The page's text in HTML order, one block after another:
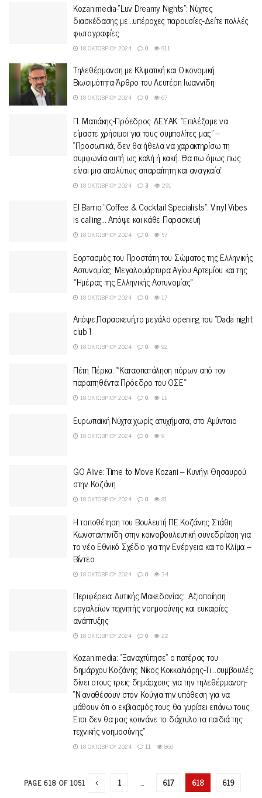
Kozanimedia-“Luv Dreamy Nights”: Νύχτες
διασκέδασης με…υπέροχες παρουσίες-Δείτε πολλές
φωτογραφίες
18 ΟΚΤΩΒΡΊΟΥ 2024 0 911
Τηλεθέρμανση με Κλιματική και Οικονομική
Βιωσιμότητα-Άρθρο του Λευτέρη Ιωαννίδη
18 ΟΚΤΩΒΡΊΟΥ 2024 0 67
Π. Ματιάκης-Πρόεδρος ΔΕΥΑΚ: “Επιλέξαμε να
είμαστε χρήσιμοι για τους συμπολίτες μας” –
“Προσωπικά, δεν θα ήθελα να χαρακτηρίσω τη
συμφωνία αυτή ως καλή ή κακή. Θα πω όμως πως
είναι μια απολύτως απαραίτητη και αναγκαία”
18 ΟΚΤΩΒΡΊΟΥ 2024 3 291
El Barrio “Coffee & Cocktail Specialists”: Vinyl Vibes
is calling… Απόψε και κάθε Παρασκευή
18 ΟΚΤΩΒΡΊΟΥ 2024 0 57
Εορτασμός του Προστάτη του Σώματος της Ελληνικής
Αστυνομίας, Μεγαλομάρτυρα Αγίου Αρτεμίου και της
«Ημέρας της Ελληνικής Αστυνομίας»
18 ΟΚΤΩΒΡΊΟΥ 2024 0 17
Απόψε,Παρασκευή,το μεγάλο opening του “Dada night
club”!
18 ΟΚΤΩΒΡΊΟΥ 2024 0 92
Πέτη Πέρκα: «Κατασπατάληση πόρων από τον
παραιτηθέντα Πρόεδρο του ΟΣΕ»
18 ΟΚΤΩΒΡΊΟΥ 2024 0 11
Ευρωπαϊκή Νύχτα χωρίς ατυχήματα, στο Αμύνταιο
18 ΟΚΤΩΒΡΊΟΥ 2024 0 9
GO Alive: Time to Move Kozani – Κυνήγι Θησαυρού
στην Κοζάνη
18 ΟΚΤΩΒΡΊΟΥ 2024 0 81
Η τοποθέτηση του Βουλευτή ΠΕ Κοζάνης Στάθη
Κωνσταντινίδη στην κοινοβουλευτική συνεδρίαση για
το νέο Εθνικό Σχέδιο για την Ενέργεια και το Κλίμα –
Βίντεο
18 ΟΚΤΩΒΡΊΟΥ 2024 0 34
Περιφέρεια Δυτικής Μακεδονίας: Αξιοποίηση
εργαλείων τεχνητής νοημοσύνης και ευκαιρίες
ανάπτυξης
18 ΟΚΤΩΒΡΊΟΥ 2024 0 22
Kozanimedia: “Ξαναχτύπησε” ο πατέρας του
δημάρχου Κοζάνης Νίκος Κοκκαλιάρης-Τι…συμβουλές
δίνει στους τρεις δημάρχους για την τηλεθέρμανση-
“Ν’αναθέσουν στον Κούγια την υπόθεση για να
μάθουν ότι ο εκβιασμός τους θα γυρίσει επάνω τους.
Έτσι δεν θα μας κουνάνε το δάχτυλο τα παιδιά της
τεχνικής νοημοσύνης”
18 ΟΚΤΩΒΡΊΟΥ 2024 11 860
PAGE 618 OF 1051 1 … 617 618 619